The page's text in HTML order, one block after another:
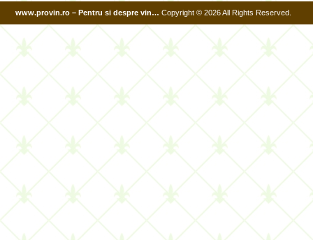
www.provin.ro – Pentru si despre vin… Copyright © 2026 All Rights Reserved.